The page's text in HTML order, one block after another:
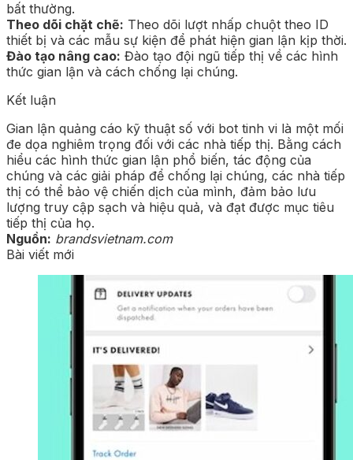
bất thường.
Theo dõi chặt chẽ: Theo dõi lượt nhấp chuột theo ID
thiết bị và các mẫu sự kiện để phát hiện gian lận kịp thời.
Đào tạo nâng cao: Đào tạo đội ngũ tiếp thị về các hình
thức gian lận và cách chống lại chúng.
Kết luận
Gian lận quảng cáo kỹ thuật số với bot tinh vi là một mối
đe dọa nghiêm trọng đối với các nhà tiếp thị. Bằng cách
hiểu các hình thức gian lận phổ biến, tác động của
chúng và các giải pháp để chống lại chúng, các nhà tiếp
thị có thể bảo vệ chiến dịch của mình, đảm bảo lưu
lượng truy cập sạch và hiệu quả, và đạt được mục tiêu
tiếp thị của họ.
Nguồn: brandsvietnam.com
Bài viết mới